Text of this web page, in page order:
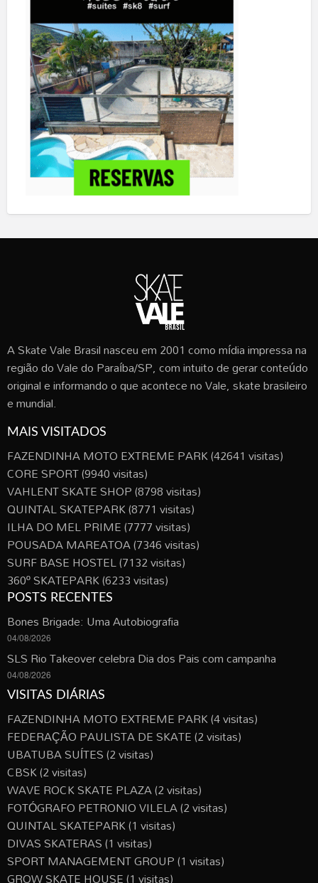
A Skate Vale Brasil nasceu em 2001 como mídia impressa na
região do Vale do Paraíba/SP, com intuito de gerar conteúdo
original e informando o que acontece no Vale, skate brasileiro
e mundial.
MAIS VISITADOS
FAZENDINHA MOTO EXTREME PARK(42641 visitas)
CORE SPORT(9940 visitas)
VAHLENT SKATE SHOP(8798 visitas)
QUINTAL SKATEPARK(8771 visitas)
ILHA DO MEL PRIME(7777 visitas)
POUSADA MAREATOA(7346 visitas)
SURF BASE HOSTEL(7132 visitas)
360º SKATEPARK(6233 visitas)
POSTS RECENTES
Bones Brigade: Uma Autobiografia
04/08/2026
SLS Rio Takeover celebra Dia dos Pais com campanha
04/08/2026
VISITAS DIÁRIAS
FAZENDINHA MOTO EXTREME PARK(4 visitas)
FEDERAÇÃO PAULISTA DE SKATE(2 visitas)
UBATUBA SUÍTES(2 visitas)
CBSK(2 visitas)
WAVE ROCK SKATE PLAZA(2 visitas)
FOTÓGRAFO PETRONIO VILELA(2 visitas)
QUINTAL SKATEPARK(1 visitas)
DIVAS SKATERAS(1 visitas)
SPORT MANAGEMENT GROUP(1 visitas)